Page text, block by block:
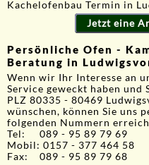
Kachelofenbau Termin in
Jetzt eine
Persönliche Ofen -
Beratung in
Wenn wir Ihr Interesse an
Service geweckt haben und
PLZ 80335 - 80469
wünschen, können Sie uns
folgenden Nummern
Tel: 089 - 95 89 79 69
Mobil: 0157 - 377 464 58
Fax: 089 - 95 89 79 68